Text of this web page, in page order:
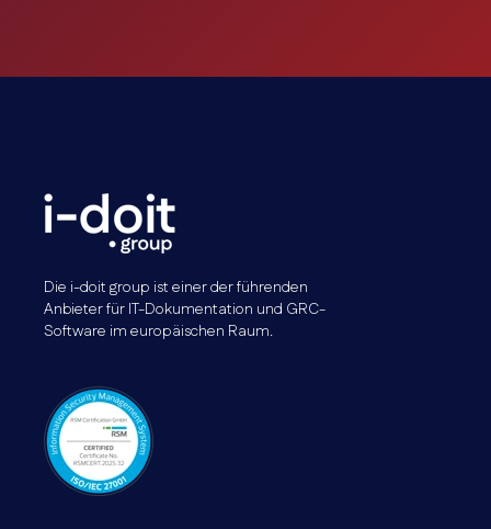
Die i-doit group ist einer der führenden
Anbieter für IT-Dokumentation und GRC-
Software im europäischen Raum.